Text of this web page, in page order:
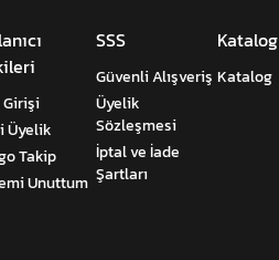
Girişi
Üyelik
Takip
Unuttum
SSS
Güvenli Alışveriş
Üyelik
Sözleşmesi
İptal ve İade
Şartları
Katalog
Katalog